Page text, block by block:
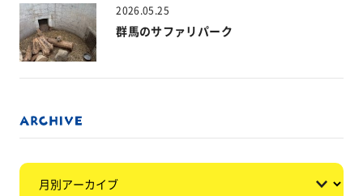
2026.05.25
群馬のサファリパーク